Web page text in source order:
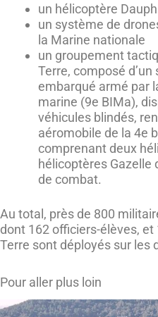
un hélicoptère
un système de
la Marine nationale
un groupement
Terre, composé
embarqué armé par
marine (9e BIMa),
véhicules blindés,
aéromobile de la 4e
comprenant deux
hélicoptères Gazelle
de combat.
Au total, près de 800
dont 162 officiers-élèves, et
Terre sont déployés sur les
Pour aller plus loin